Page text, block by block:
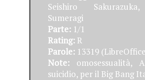
Seishiro
Sumeragi
Parte: 1/1
Rating: R
Parole: 13319
Note: omosessualità,
suicidio, per il Big Bang